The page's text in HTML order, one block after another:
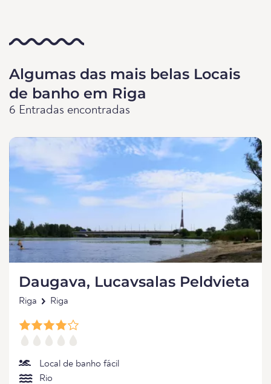
Algumas das mais belas Locais
de banho em Riga
6 Entradas encontradas
Daugava, Lucavsalas Peldvieta
Riga Riga
Local de banho fácil
Rio